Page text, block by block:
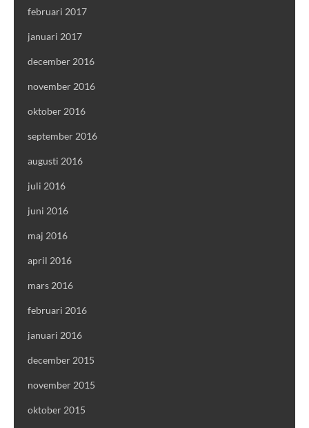
februari 2017
januari 2017
december 2016
november 2016
oktober 2016
september 2016
augusti 2016
juli 2016
juni 2016
maj 2016
april 2016
mars 2016
februari 2016
januari 2016
december 2015
november 2015
oktober 2015